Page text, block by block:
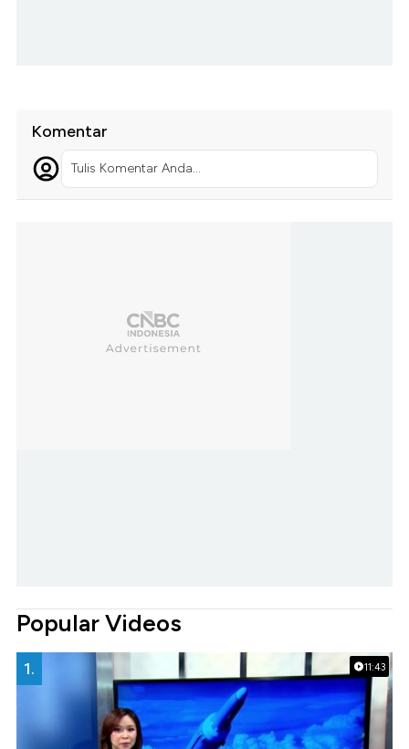
Komentar
Tulis Komentar Anda...
Popular Videos
11:43
1.